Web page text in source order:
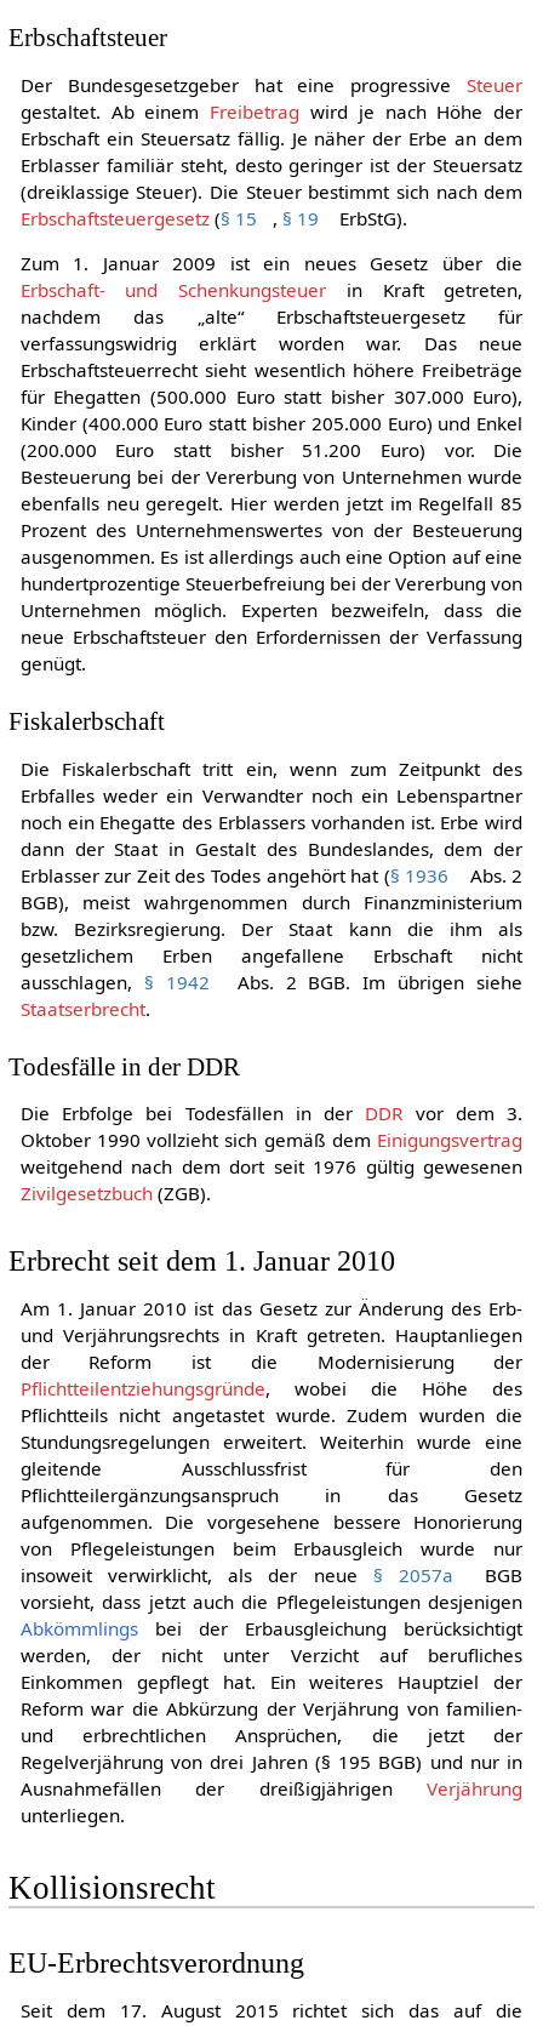
Der Bundesgesetzgeber hat eine progressiveSteuer
gestaltet. Ab einemFreibetragwird je nach Höhe der
Erbschaft ein Steuersatz fällig. Je näher der Erbe an dem
Erblasser familiär steht, desto geringer ist der Steuersatz
(dreiklassige Steuer). Die Steuer bestimmt sich nach dem
Zum 1. Januar 2009 ist ein neues Gesetz über die
Erbschaft- und Schenkungsteuerin Kraft getreten,
nachdem das „alte“ Erbschaftsteuergesetz für
verfassungswidrig erklärt worden war. Das neue
Erbschaftsteuerrecht sieht wesentlich höhere Freibeträge
für Ehegatten (500.000 Euro statt bisher 307.000 Euro),
Kinder (400.000 Euro statt bisher 205.000 Euro) und Enkel
(200.000 Euro statt bisher 51.200 Euro) vor. Die
Besteuerung bei der Vererbung von Unternehmen wurde
ebenfalls neu geregelt. Hier werden jetzt im Regelfall 85
Prozent des Unternehmenswertes von der Besteuerung
ausgenommen. Es ist allerdings auch eine Option auf eine
hundertprozentige Steuerbefreiung bei der Vererbung von
Unternehmen möglich. Experten bezweifeln, dass die
neue Erbschaftsteuer den Erfordernissen der Verfassung
Die Fiskalerbschaft tritt ein, wenn zum Zeitpunkt des
Erbfalles weder ein Verwandter noch ein Lebenspartner
noch ein Ehegatte des Erblassers vorhanden ist. Erbe wird
dann der Staat in Gestalt des Bundeslandes, dem der
Erblasser zur Zeit des Todes angehört hat (§ 1936
Abs. 2
BGB), meist wahrgenommen durch Finanzministerium
bzw. Bezirksregierung. Der Staat kann die ihm als
gesetzlichem Erben angefallene Erbschaft nicht
ausschlagen,§ 1942
Die Erbfolge bei Todesfällen in derDDRvor dem 3.
Oktober 1990 vollzieht sich gemäß demEinigungsvertrag
weitgehend nach dem dort seit 1976 gültig gewesenen
Erbrecht seit dem 1. Januar 2010
Am 1. Januar 2010 ist das Gesetz zur Änderung des Erb-
und Verjährungsrechts in Kraft getreten. Hauptanliegen
der Reform ist die Modernisierung der
Pflichtteilentziehungsgründe, wobei die Höhe des
Pflichtteils nicht angetastet wurde. Zudem wurden die
Stundungsregelungen erweitert. Weiterhin wurde eine
gleitende Ausschlussfrist für den
Pflichtteilergänzungsanspruch in das Gesetz
aufgenommen. Die vorgesehene bessere Honorierung
von Pflegeleistungen beim Erbausgleich wurde nur
insoweit verwirklicht, als der neue§ 2057a
BGB
vorsieht, dass jetzt auch die Pflegeleistungen desjenigen
Abkömmlingsbei der Erbausgleichung berücksichtigt
werden, der nicht unter Verzicht auf berufliches
Einkommen gepflegt hat. Ein weiteres Hauptziel der
Reform war die Abkürzung der Verjährung von familien-
und erbrechtlichen Ansprüchen, die jetzt der
Regelverjährung von drei Jahren (§ 195 BGB) und nur in
Ausnahmefällen der dreißigjährigen
Kollisionsrecht